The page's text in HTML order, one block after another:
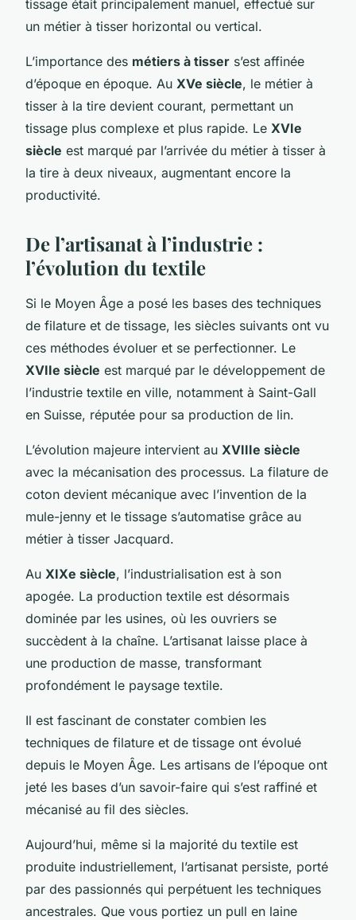
tissage était principalement manuel, effectué sur
un métier à tisser horizontal ou vertical.
L’importance des métiers à tisser s’est affinée
d’époque en époque. Au XVe siècle, le métier à
tisser à la tire devient courant, permettant un
tissage plus complexe et plus rapide. Le XVIe
siècle est marqué par l’arrivée du métier à tisser à
la tire à deux niveaux, augmentant encore la
productivité.
De l’artisanat à l’industrie :
l’évolution du textile
Si le Moyen Âge a posé les bases des techniques
de filature et de tissage, les siècles suivants ont vu
ces méthodes évoluer et se perfectionner. Le
XVIIe siècle est marqué par le développement de
l’industrie textile en ville, notamment à Saint-Gall
en Suisse, réputée pour sa production de lin.
L’évolution majeure intervient au XVIIIe siècle
avec la mécanisation des processus. La filature de
coton devient mécanique avec l’invention de la
mule-jenny et le tissage s’automatise grâce au
métier à tisser Jacquard.
Au XIXe siècle, l’industrialisation est à son
apogée. La production textile est désormais
dominée par les usines, où les ouvriers se
succèdent à la chaîne. L’artisanat laisse place à
une production de masse, transformant
profondément le paysage textile.
Il est fascinant de constater combien les
techniques de filature et de tissage ont évolué
depuis le Moyen Âge. Les artisans de l’époque ont
jeté les bases d’un savoir-faire qui s’est raffiné et
mécanisé au fil des siècles.
Aujourd’hui, même si la majorité du textile est
produite industriellement, l’artisanat persiste, porté
par des passionnés qui perpétuent les techniques
ancestrales. Que vous portiez un pull en laine